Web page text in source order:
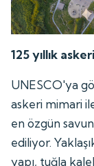
125 yıllık
UNESCO'ya
askeri mimari
en özgün
ediliyor.
yapı, tuğla